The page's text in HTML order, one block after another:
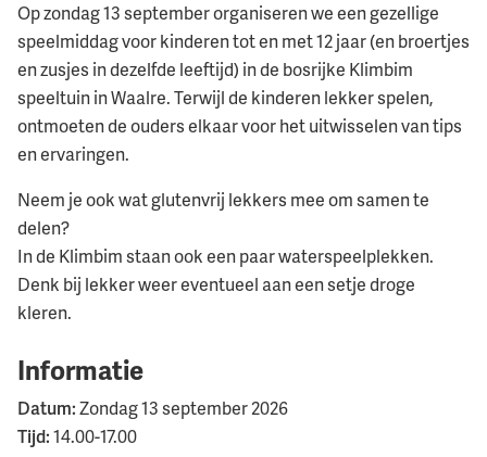
Op zondag 13 september organiseren we een gezellige
speelmiddag voor kinderen tot en met 12 jaar (en broertjes
en zusjes in dezelfde leeftijd) in de bosrijke Klimbim
speeltuin in Waalre. Terwijl de kinderen lekker spelen,
ontmoeten de ouders elkaar voor het uitwisselen van tips
en ervaringen.
Neem je ook wat glutenvrij lekkers mee om samen te
delen?
In de Klimbim staan ook een paar waterspeelplekken.
Denk bij lekker weer eventueel aan een setje droge
kleren.
Informatie
Datum:Zondag 13 september 2026
Tijd:14.00-17.00